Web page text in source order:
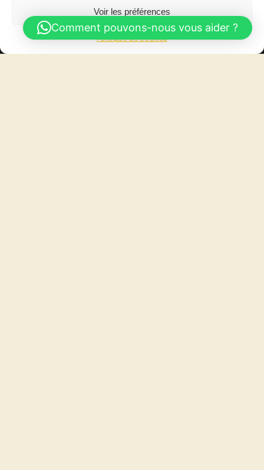
Voir les préférences
Politique de cookies
Comment pouvons-nous vous aider ?